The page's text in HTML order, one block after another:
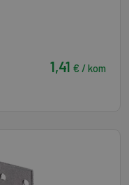
1,41 € / kom